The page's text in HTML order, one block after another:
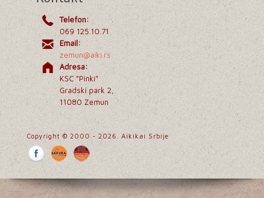
Telefon:
069 125.10.71
Email:
zemun@aiki.rs
Adresa:
KSC "Pinki"
Gradski park 2,
11080 Zemun
Copyright © 2000 - 2026. Aikikai Srbije